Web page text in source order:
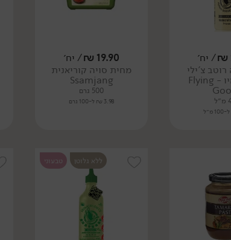
₪/ יח׳
צ'ילי
ספייסי מיו - Flying
19.90
₪/ יח׳
מחית סויה קוריאנית
Ssamjang
500 גרם
3.98 ₪ ל-100 גרם
ללא גלוטן טבעוני